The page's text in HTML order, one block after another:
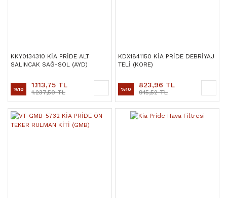
KKY0134310 KİA PRİDE ALT
SALINCAK SAĞ-SOL (AYD)
%10 1.113,75 TL
1.237,50 TL
KDX1841150 KİA PRİDE DEBRİYAJ
TELİ (KORE)
%10 823,96 TL
915,52 TL